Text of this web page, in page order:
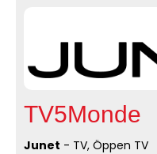
TV5Monde
Junet - TV, Öppen TV